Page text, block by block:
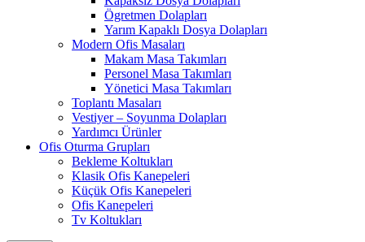
Ögretmen Dolapları
Yarım Kapaklı Dosya Dolapları
Modern Ofis Masaları
Makam Masa Takımları
Personel Masa Takımları
Yönetici Masa Takımları
Toplantı Masaları
Vestiyer – Soyunma Dolapları
Yardımcı Ürünler
Ofis Oturma Grupları
Bekleme Koltukları
Klasik Ofis Kanepeleri
Küçük Ofis Kanepeleri
Ofis Kanepeleri
Tv Koltukları